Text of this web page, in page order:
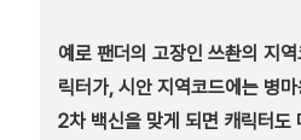
예로 팬더의 고장인 쓰촨의 지
릭터가, 시안 지역코드에는 병
2차 백신을 맞게 되면 캐릭터도